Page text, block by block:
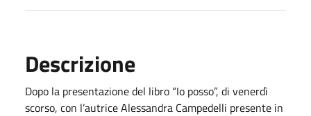
Descrizione
Dopo la presentazione del libro “Io posso”, di venerdì
scorso, con l’autrice Alessandra Campedelli presente in